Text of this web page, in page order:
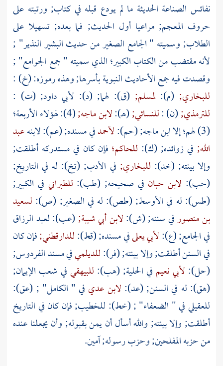
نفائس الصناعة الحديثة ما لم يودع قبله في كتاب; ورتبته على
حروف المعجم; مراعيا أول الحديث; فما بعده; تسهيلا على
الطلاب; وسميته " الجامع الصغير من حديث البشير النذير" ;
لأنه مقتضب من الكتاب الكبير؛ الذي سميته " جمع الجوامع" ;
وقصدت فيه جمع الأحاديث النبوية بأسرها; وهذه رموزه: (خ) :
للبخاري; (م):لمسلم; (ق): لهما; (د): لأبي داود; (ت) :
للترمذي;(ن) :للنسائي;(هـ):لابن ماجه; (4): لهؤلاء الأربعة؛
(3) لهم؛ إلا
ابن ماجه;(حم):لأحمدفي مسنده; (عم): لابنهعبد
الله; في زوائده; (ك): للحاكم؛ فإن كان في مستدركه أطلقت;
وإلا بينته; (خد): للبخاري; في الأدب; (تخ): له في التاريخ;
(حب): لابن حبان في صحيحه; (طب): للطبراني في الكبير;
(طس): له في الأوسط; (طص): له في الصغير; (ص): لسعيد
بن منصورفي سننه; (ش):لابن أبي شيبة; (عب):لعبد الرزاق
في الجامع; (ع):لأبي يعلىفي مسنده; (قط):للدارقطني;فإن كان
في السنن أطلقت; وإلا بينته; (فر):للديلميفي مسند الفردوس;
(حل): لأبي نعيم في الحلية; (هب): للبيهقيفي شعب الإيمان;
(هق): له في السنن; (عد): لابن عدي في " الكامل" ; (عق):
للعقيليفي " الضعفاء" ; (خط): للخطيب;فإن كان في التاريخ
أطلقت; وإلا بينته; والله أسأل أن يمن بقبوله; وأن يجعلنا عنده
من حزبه المفلحين; وحزب رسوله; آمين.